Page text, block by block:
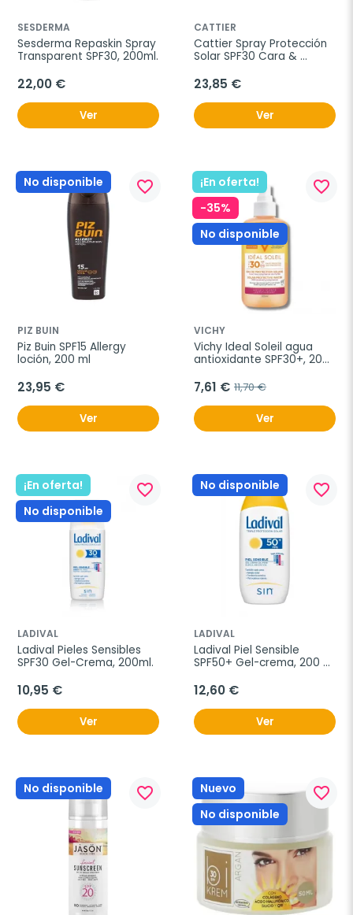
SESDERMA
Sesderma Repaskin Spray
Transparent SPF30, 200ml.
22,00 €
Ver
CATTIER
Cattier Spray Protección
Solar SPF30 Cara &
23,85 €
Ver
No disponible favorite_border
PIZ BUIN
Piz Buin SPF15 Allergy
loción, 200 ml
23,95 €
Ver
¡En oferta!
-35%
No disponible
favorite_border
VICHY
Vichy Ideal Soleil agua
antioxidante SPF30+, 200
7,61 € 11,70 €
Ver
¡En oferta!
No disponible
favorite_border
LADIVAL
Ladival Pieles Sensibles
SPF30 Gel-Crema, 200ml.
10,95 €
Ver
No disponible favorite_border
LADIVAL
Ladival Piel Sensible
SPF50+ Gel-crema, 200
12,60 €
Ver
No disponible favorite_border
Nuevo
No disponible
favorite_border